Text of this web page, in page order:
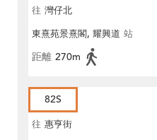
往 灣仔北
東熹苑景熹閣, 耀興道 站
距離 270m
82S
往 惠亨街